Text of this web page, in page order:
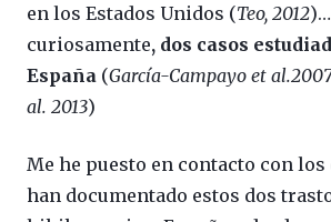
en los Estados Unidos (Teo, 2012
curiosamente, dos casos
España (García-Campayo et
al. 2013)
Me he puesto en contacto con los
han documentado estos dos